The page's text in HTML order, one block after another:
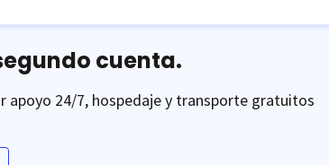
cuenta.
apoyo 24/7, hospedaje y transporte gratuitos